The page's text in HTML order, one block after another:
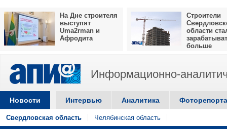
На Дне строителя
выступят
Uma2rman и
Афродита
Строители
области
больше
Информационно-
Новости Интервью Аналитика
Свердловская область Челябинская область